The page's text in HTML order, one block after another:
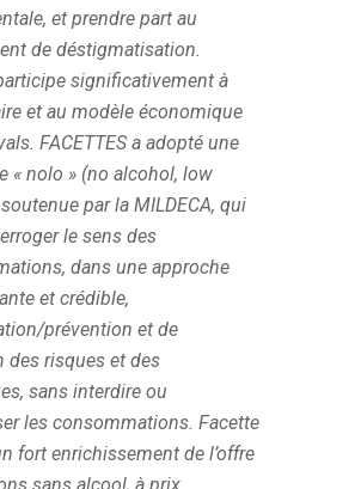
et prendre part au
de déstigmatisation.
significativement à
et au modèle économique
FACETTES a adopté une
« nolo » (no alcohol, low
par la MILDECA, qui
le sens des
dans une approche
et crédible,
prévention et de
des risques et des
sans interdire ou
les consommations. Facette
fort enrichissement de l’offre
sans alcool, à prix